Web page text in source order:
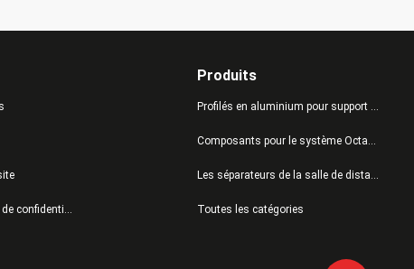
d'affichage de style
Profil de poteau 32MM
Politique de confidentialité
Produits
Profilés en aluminium pour support personnalisé
Composants pour le système Octanorm
Les séparateurs de la salle de distanciation sociale
Toutes les catégories